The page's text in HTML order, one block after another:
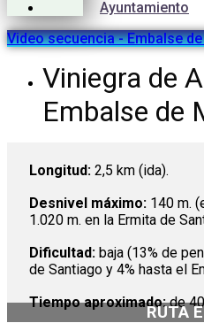
Ayuntamiento
Video secuencia - Embalse
Viniegra de
Embalse de
Longitud: 2,5 km (ida).
Desnivel máximo: 140 m.
1.020 m. en la Ermita de
Dificultad: baja (13% de
de Santiago y 4% hasta el
Tiempo aproximado:de 40
RUTA